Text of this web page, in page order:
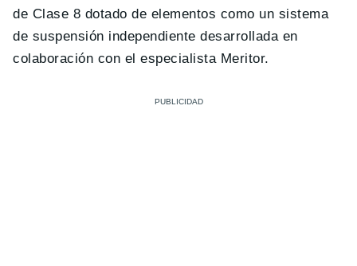
de Clase 8 dotado de elementos como un sistema
de suspensión independiente desarrollada en
colaboración con el especialista Meritor.